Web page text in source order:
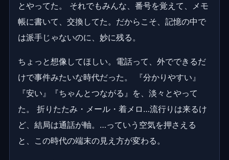
とやってた。 それでもみんな、番号を覚えて、メモ
帳に書いて、交換してた。だからこそ、記憶の中で
は派手じゃないのに、妙に残る。
ちょっと想像してほしい。電話って、外でできるだ
けで事件みたいな時代だった。 『分かりやすい』
『安い』『ちゃんとつながる』を、淡々とやって
た。 折りたたみ・メール・着メロ…流行りは来るけ
ど、結局は通話が軸。…っていう空気を押さえる
と、この時代の端末の見え方が変わる。